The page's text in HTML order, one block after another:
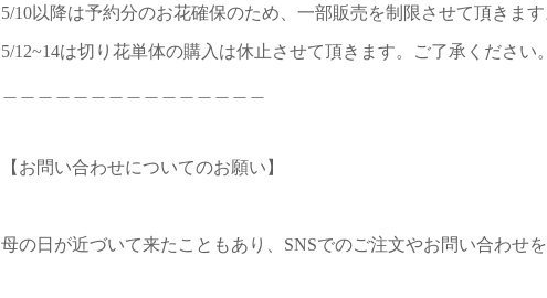
5/10以降は予約分のお花確保のため、一部販売を制限させて頂きます
5/12~14は切り花単体の購入は休止させて頂きます。ご了承ください。
【お問い合わせについてのお願い】
母の日が近づいて来たこともあり、SNSでのご注文やお問い合わせ